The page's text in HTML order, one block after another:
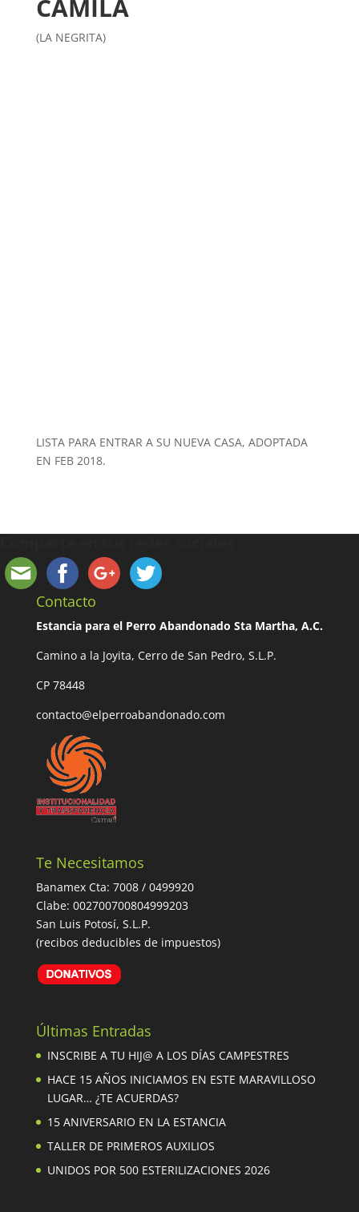
CAMILA
(LA NEGRITA)
LISTA PARA ENTRAR A SU NUEVA CASA, ADOPTADA
EN FEB 2018.
Contacto
Estancia para el Perro Abandonado Sta Martha, A.C.
Camino a la Joyita, Cerro de San Pedro, S.L.P.
CP 78448
contacto@elperroabandonado.com
Te Necesitamos
Banamex Cta: 7008 / 0499920
Clabe: 002700700804999203
San Luis Potosí, S.L.P.
(recibos deducibles de impuestos)
Últimas Entradas
INSCRIBE A TU HIJ@ A LOS DÍAS CAMPESTRES
HACE 15 AÑOS INICIAMOS EN ESTE MARAVILLOSO
LUGAR… ¿TE ACUERDAS?
15 ANIVERSARIO EN LA ESTANCIA
TALLER DE PRIMEROS AUXILIOS
UNIDOS POR 500 ESTERILIZACIONES 2026